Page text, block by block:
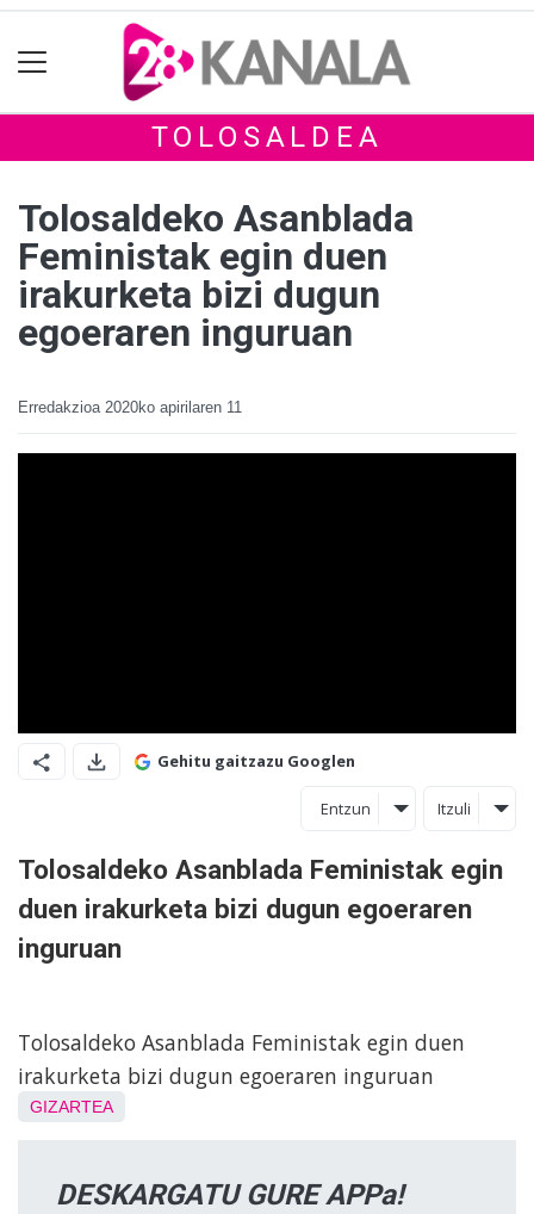
TOLOSALDEA
Tolosaldeko Asanblada
Feministak egin duen
irakurketa bizi dugun
egoeraren inguruan
Erredakzioa 2020ko apirilaren 11
Gehitu gaitzazu Googlen
Entzun Itzuli
Tolosaldeko Asanblada Feministak egin
duen irakurketa bizi dugun egoeraren
inguruan
Tolosaldeko Asanblada Feministak egin duen
irakurketa bizi dugun egoeraren inguruan
GIZARTEA
DESKARGATU GURE APPa!